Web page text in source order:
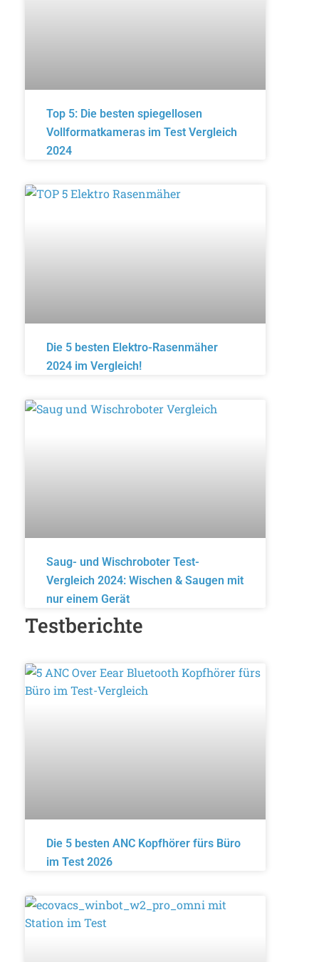
Top 5: Die besten spiegellosen
Vollformatkameras im Test Vergleich
2024
Die 5 besten Elektro-Rasenmäher
2024 im Vergleich!
Saug- und Wischroboter Test-
Vergleich 2024: Wischen & Saugen mit
nur einem Gerät
Testberichte
Die 5 besten ANC Kopfhörer fürs Büro
im Test 2026